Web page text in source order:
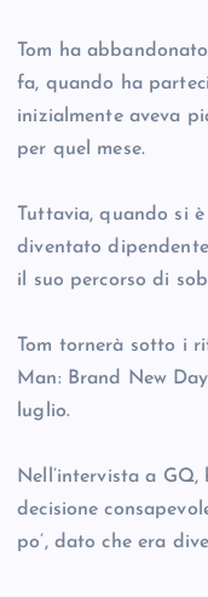
Tom ha
fa, quando ha
inizialmente aveva
per quel mese.
Tuttavia, quando si
diventato
il suo percorso di
Tom tornerà sotto i
Man: Brand New
luglio.
Nell’intervista a
decisione
po’, dato che era